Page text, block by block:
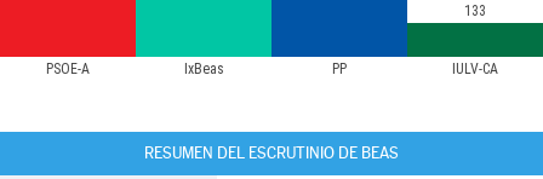
PSOE-A IxBeas PP IULV-CA
133
RESUMEN DEL ESCRUTINIO DE BEAS